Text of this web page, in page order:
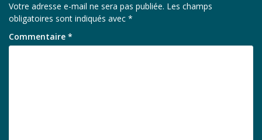
Votre adresse e-mail ne sera pas publiée. Les champs
obligatoires sont indiqués avec *
Commentaire *